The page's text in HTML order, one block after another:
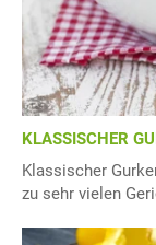
KLASSISCHER
Klassischer
zu sehr vielen